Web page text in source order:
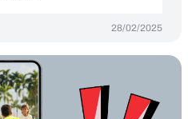
28/02/2025